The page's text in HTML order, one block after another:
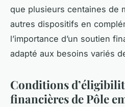
que plusieurs centaines de
autres dispositifs en
l’importance d’un soutien
adapté aux besoins variés
Conditions
financières de Pôle